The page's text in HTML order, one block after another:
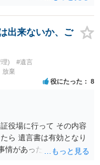
出来ないか、ご
)
#遺言
放棄
役にたった 8
役場に行って その内容
ら 遺言書は有効となり
情があったことが証明で